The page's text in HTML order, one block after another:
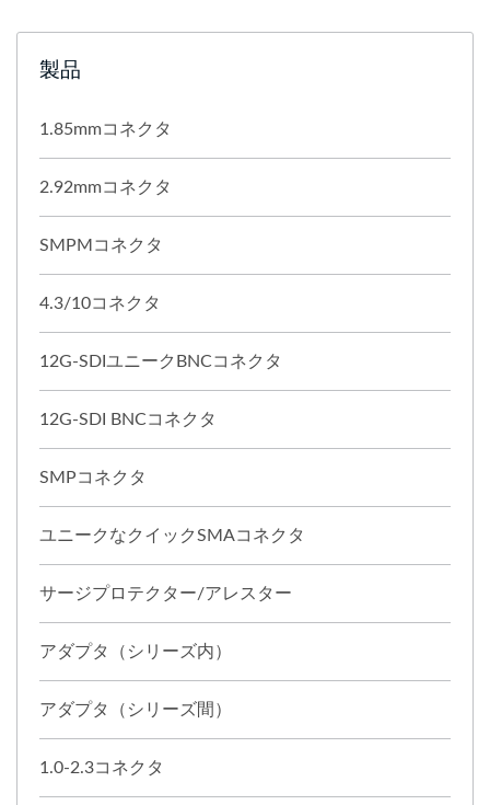
製品
1.85mmコネクタ
2.92mmコネクタ
SMPMコネクタ
4.3/10コネクタ
12G-SDIユニークBNCコネクタ
12G-SDI BNCコネクタ
SMPコネクタ
ユニークなクイックSMAコネクタ
サージプロテクター/アレスター
アダプタ（シリーズ内）
アダプタ（シリーズ間）
1.0-2.3コネクタ